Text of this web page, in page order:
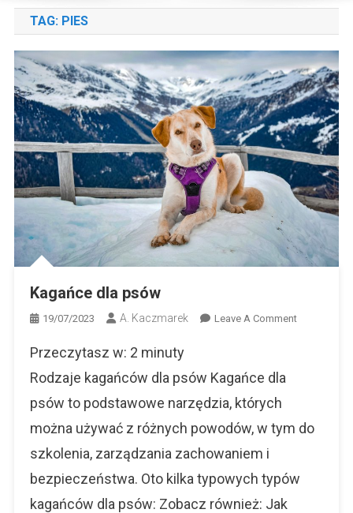
TAG: PIES
Kagańce dla psów
19/07/2023 A. Kaczmarek Leave A CommentOn
Przeczytasz w: 2 minuty
Rodzaje kagańców dla psów Kagańce dla
psów to podstawowe narzędzia, których
można używać z różnych powodów, w tym do
szkolenia, zarządzania zachowaniem i
bezpieczeństwa. Oto kilka typowych typów
kagańców dla psów: Zobacz również: Jak